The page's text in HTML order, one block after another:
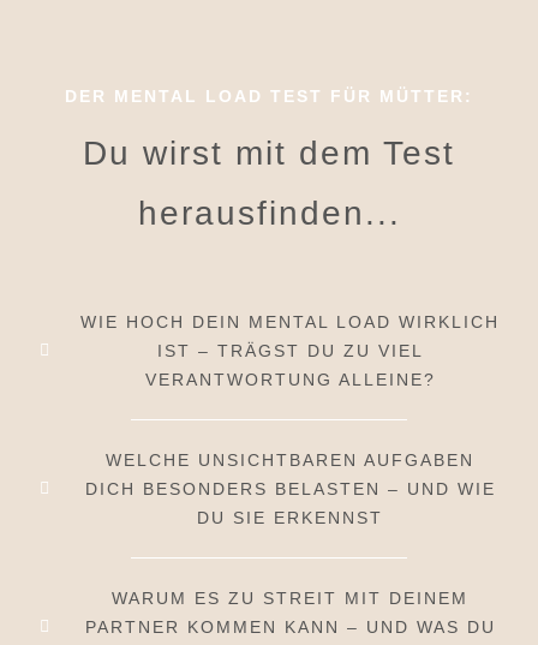
DER MENTAL LOAD TEST FÜR MÜTTER:
Du wirst mit dem Test
herausfinden...
WIE HOCH DEIN MENTAL LOAD WIRKLICH
IST – TRÄGST DU ZU VIEL
VERANTWORTUNG ALLEINE?
WELCHE UNSICHTBAREN AUFGABEN
DICH BESONDERS BELASTEN – UND WIE
DU SIE ERKENNST
WARUM ES ZU STREIT MIT DEINEM
PARTNER KOMMEN KANN – UND WAS DU